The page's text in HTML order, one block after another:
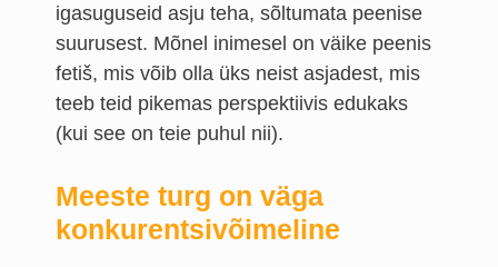
igasuguseid asju teha, sõltumata peenise
suurusest. Mõnel inimesel on väike peenis
fetiš, mis võib olla üks neist asjadest, mis
teeb teid pikemas perspektiivis edukaks
(kui see on teie puhul nii).
Meeste turg on väga
konkurentsivõimeline